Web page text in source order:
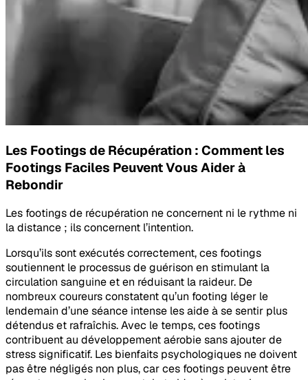
Les Footings de Récupération : Comment les
Footings Faciles Peuvent Vous Aider à
Rebondir
Les footings de récupération ne concernent ni le rythme ni
la distance ; ils concernent l’intention.
Lorsqu’ils sont exécutés correctement, ces footings
soutiennent le processus de guérison en stimulant la
circulation sanguine et en réduisant la raideur. De
nombreux coureurs constatent qu’un footing léger le
lendemain d’une séance intense les aide à se sentir plus
détendus et rafraîchis. Avec le temps, ces footings
contribuent au développement aérobie sans ajouter de
stress significatif. Les bienfaits psychologiques ne doivent
pas être négligés non plus, car ces footings peuvent être